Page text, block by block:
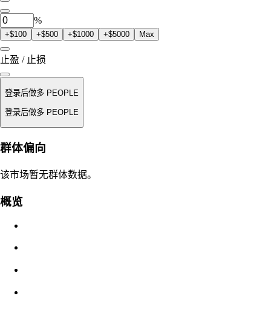
%
+$100 +$500 +$1000 +$5000 Max
止盈 / 止损
登录后做多 PEOPLE
登录后做多 PEOPLE
强平价
不适用
订单价值
群体偏向
该市场暂无群体数据。
概览